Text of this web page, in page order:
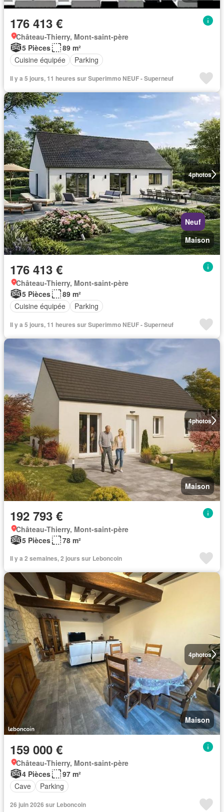
176 413 €
Château-Thierry, Mont-saint-père
5 Pièces
89 m²
Cuisine équipée
Parking
Il y a 5 jours, 11 heures sur Superimmo NEUF - Superneuf
4photos
Neuf
Maison
176 413 €
Château-Thierry, Mont-saint-père
5 Pièces
89 m²
Cuisine équipée
Parking
Il y a 5 jours, 11 heures sur Superimmo NEUF - Superneuf
4photos
Maison
192 793 €
Château-Thierry, Mont-saint-père
5 Pièces
78 m²
Il y a 2 semaines, 2 jours sur Leboncoin
4photos
Maison
159 000 €
Château-Thierry, Mont-saint-père
4 Pièces
97 m²
Cave
Parking
26 juin 2026 sur Leboncoin